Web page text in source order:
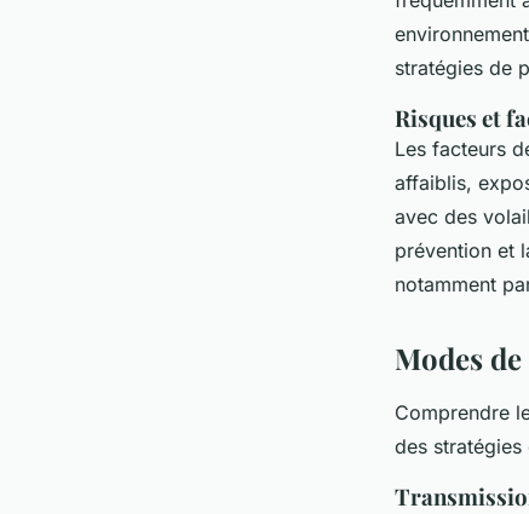
stratégies de
Risques et
Les facteurs
affaiblis,
avec des
prévention et
notamment
Modes
Comprendre
des